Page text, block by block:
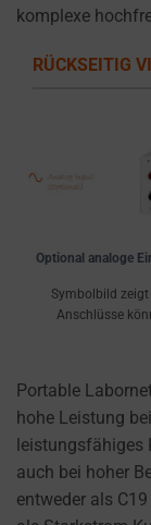
komplexe
RÜCKSEITIG
Optional analoge
Symbolbild zeigt
Anschlüsse
Portable
hohe Leistung
leistungsfähiges
auch bei hoher
entweder als